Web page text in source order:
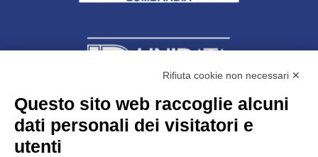
Unidata s.r.lcon unico socio
Largo dell’Artigianato, 1 - 23100 Sondrio
Rifiuta cookie non necessari ✕
Questo sito web raccoglie alcuni
dati personali dei visitatori e
utenti